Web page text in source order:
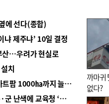
에 선다(종합)
제주냐’ 10일 결정
산…우려가 현실로
치
■ 경남 농정 비전 ‘잘 사는 농촌’…스마트팜 1000㏊까지 늘린다
■ 교육혁신선도지 공모 코앞인데…구·군 난색에 교육청 ‘쩔쩔’
까마귀
없다?